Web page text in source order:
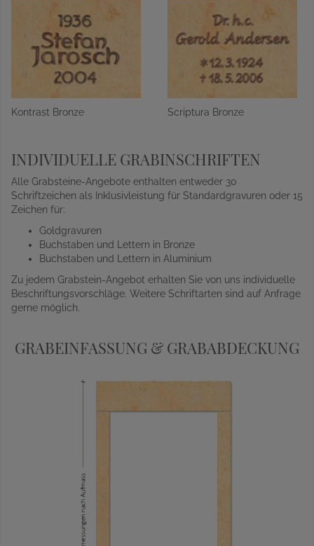
Kontrast Bronze Scriptura Bronze
INDIVIDUELLE GRABINSCHRIFTEN
Alle Grabsteine-Angebote enthalten entweder 30
Schriftzeichen als Inklusivleistung für Standardgravuren oder 15
Zeichen für:
Goldgravuren
Buchstaben und Lettern in Bronze
Buchstaben und Lettern in Aluminium
Zu jedem Grabstein-Angebot erhalten Sie von uns individuelle
Beschriftungsvorschläge. Weitere Schriftarten sind auf Anfrage
gerne möglich.
GRABEINFASSUNG & GRABABDECKUNG